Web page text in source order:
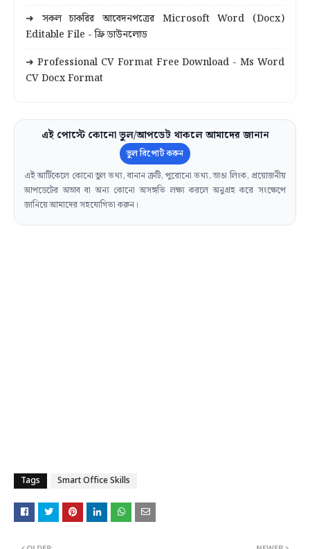
➜ সকল চাকরির আবেদনপত্রের Microsoft Word (Docx)
Editable File - ফ্রি ডাউনলোড
➜ Professional CV Format Free Download - Ms Word
CV Docx Format
এই পোস্টে কোনো ভুল/আপডেট থাকলে আমাদের জানান
ভুল রিপোর্ট করুন
এই আর্টিকেলে কোনো ভুল তথ্য, বানান ত্রুটি, পুরোনো তথ্য, ভাঙা লিংক, প্রয়োজনীয়
আপডেটের অভাব বা অন্য কোনো অসঙ্গতি লক্ষ্য করলে অনুগ্রহ করে সংক্ষেপে
জানিয়ে আমাদের সহযোগিতা করুন।
Tags Smart Office Skills